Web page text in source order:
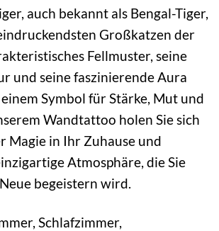
auch bekannt als Bengal-Tiger,
Großkatzen der
Fellmuster, seine
und seine faszinierende Aura
Symbol für Stärke, Mut und
Wandtattoo holen Sie sich
Magie in Ihr Zuhause und
Atmosphäre, die Sie
begeistern wird.
Schlafzimmer,